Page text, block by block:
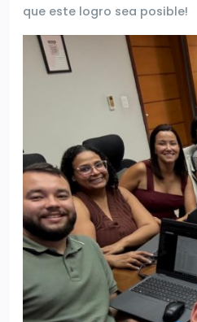
que este logro sea posible!